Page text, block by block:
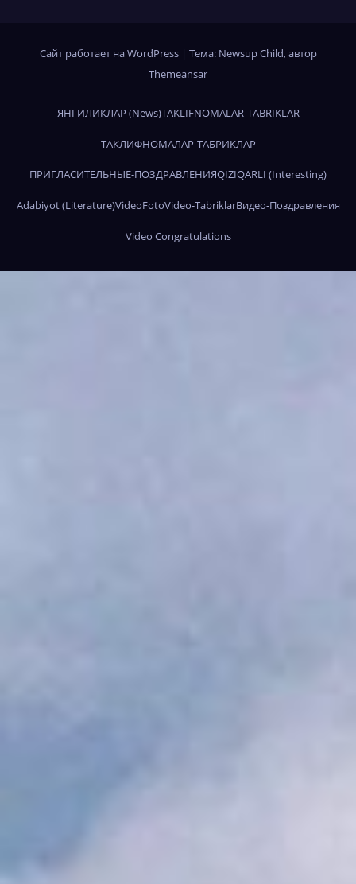
Сайт работает на WordPress | Тема: Newsup Child, автор
Themeansar
ЯНГИЛИКЛАР (News)TAKLIFNOMALAR-TABRIKLAR
ТАКЛИФНОМАЛАР-ТАБРИКЛАР
ПРИГЛАСИТЕЛЬНЫЕ-ПОЗДРАВЛЕНИЯQIZIQARLI (Interesting)
Adabiyot (Literature)VideoFotoVideo-TabriklarВидео-Поздравления
Video Congratulations